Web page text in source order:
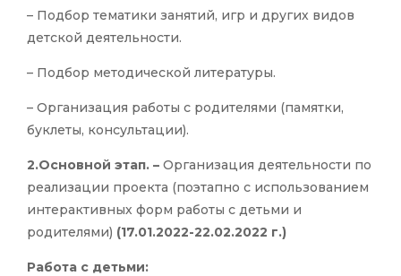
– Подбор тематики занятий, игр и других видов
детской деятельности.
– Подбор методической литературы.
– Организация работы с родителями (памятки,
буклеты, консультации).
2.Основной этап. – Организация деятельности по
реализации проекта (поэтапно с использованием
интерактивных форм работы с детьми и
родителями) (17.01.2022-22.02.2022 г.)
Работа с детьми: